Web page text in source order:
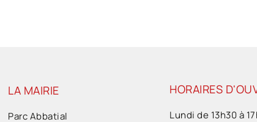
LA MAIRIE
Parc Abbatial
HORAIRES
Lundi de 13h30 à